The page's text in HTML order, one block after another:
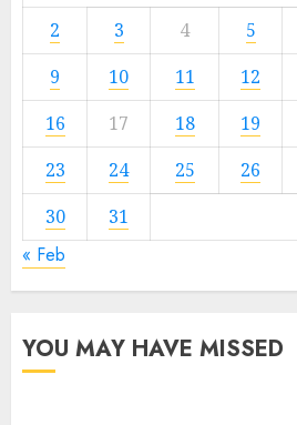
2
3 4 5
9
10 11 12
16
17 18 19
23
24 25 26
30
31
« Feb
YOU MAY HAVE MISSED